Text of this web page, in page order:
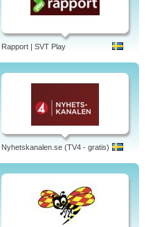
Rapport | SVT Play
Nyhetskanalen.se (TV4 - gratis)